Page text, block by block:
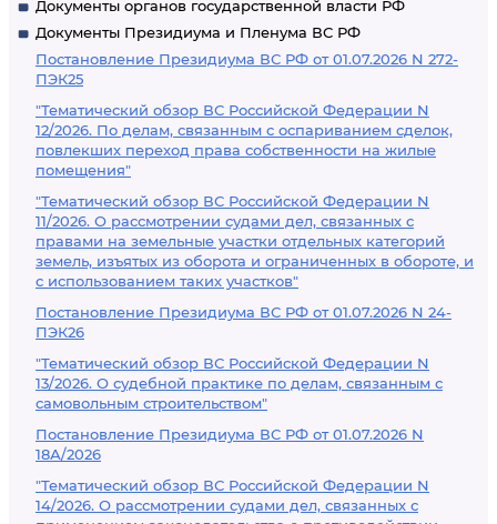
Документы органов государственной власти РФ
Документы Президиума и Пленума ВС РФ
Постановление Президиума ВС РФ от 01.07.2026 N 272-
ПЭК25
"Тематический обзор ВС Российской Федерации N
12/2026. По делам, связанным с оспариванием сделок,
повлекших переход права собственности на жилые
помещения"
"Тематический обзор ВС Российской Федерации N
11/2026. О рассмотрении судами дел, связанных с
правами на земельные участки отдельных категорий
земель, изъятых из оборота и ограниченных в обороте, и
с использованием таких участков"
Постановление Президиума ВС РФ от 01.07.2026 N 24-
ПЭК26
"Тематический обзор ВС Российской Федерации N
13/2026. О судебной практике по делам, связанным с
самовольным строительством"
Постановление Президиума ВС РФ от 01.07.2026 N
18А/2026
"Тематический обзор ВС Российской Федерации N
14/2026. О рассмотрении судами дел, связанных с